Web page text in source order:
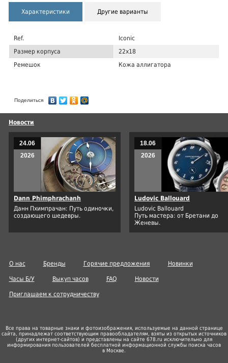
Характеристики Другие варианты
Ref.
Iconic
Размер корпуса
22x18
Ремешок
Кожа аллигатора
Поделиться
Новости
24.06
2026
Dann Phimphrachanh
Данн Пхимпрачан: Путь одиночки,
создающего шедевры.
18.06
2026
Ludovic Ballouard
Ludovic Ballouard
Путь мастера: от Бретани до
Женевы.
О нас Бренды Горячие предложения Новинки
Часы Б/У Выкуп часов FAQ Новости
Приглашаем к сотрудничеству
Все права на товарные знаки и фотоизображения, используемые на данной странице
сайта, принадлежат соответствующим правообладателям, взяты из открытых источников
(других интернет-сайтов) и представлены на сайте 678.ru исключительно для
информирования пользователей бесплатной информационной службы поиска часов
в Москве.